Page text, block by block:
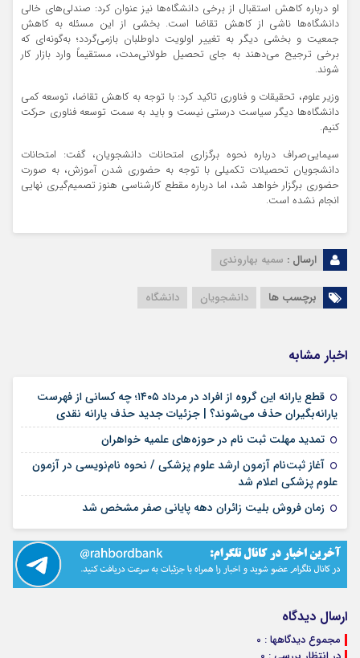
او درباره کاهش استقبال از برخی دانشگاه‌ها نیز عنوان کرد: صندلی‌های خالی
دانشگاه‌ها ناشی از کاهش تقاضا است. بخشی از این مسئله به کاهش
جمعیت و بخشی دیگر به تغییر اولویت داوطلبان بازمی‌گردد؛ به‌گونه‌ای که
برخی ترجیح می‌دهند به جای تحصیل طولانی‌مدت، مستقیماً وارد بازار کار
شوند.
وزیر علوم، تحقیقات و فناوری تاکید کرد: با توجه به کاهش تقاضا، توسعه کمی
دانشگاه‌ها دیگر سیاست درستی نیست و باید به سمت توسعه فناوری حرکت
کنیم.
سیمایی‌صراف درباره نحوه برگزاری امتحانات دانشجویان، گفت: امتحانات
دانشجویان تحصیلات تکمیلی با توجه به حضوری شدن آموزش، به صورت
حضوری برگزار خواهد شد، اما درباره مقطع کارشناسی هنوز تصمیم‌گیری نهایی
انجام نشده است.
ارسال : سمیه بهاروندی
برچسب ها دانشجویان دانشگاه
اخبار مشابه
قطع یارانه این گروه از افراد در مرداد ۱۴۰۵؛ چه کسانی از فهرست
یارانه‌بگیران حذف می‌شوند؟ | جزئیات جدید حذف یارانه نقدی
تمدید مهلت ثبت نام در حوزه‌های علمیه خواهران
آغاز ثبت‌نام آزمون ارشد علوم پزشکی / نحوه نام‌نویسی در آزمون
علوم پزشکی اعلام شد
زمان فروش بلیت زائران دهه پایانی صفر مشخص شد
ارسال دیدگاه
مجموع دیدگاهها : 0